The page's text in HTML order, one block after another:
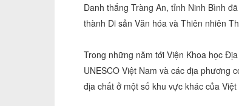
Danh thắng Tràng An, tỉnh Ninh Bình
thành Di sản Văn hóa và Thiên nhiên
Trong những năm tới Viện Khoa học
UNESCO Việt Nam và các địa phương
địa chất ở một số khu vực khác của Việt